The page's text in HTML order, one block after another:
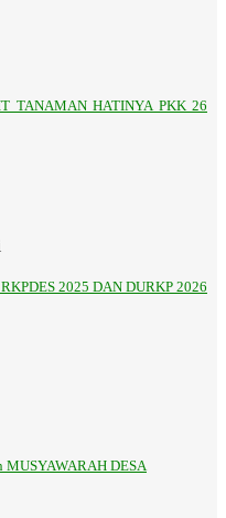
TANAMAN HATINYA PKK 26
2025 DAN DURKP 2026
MUSYAWARAH DESA